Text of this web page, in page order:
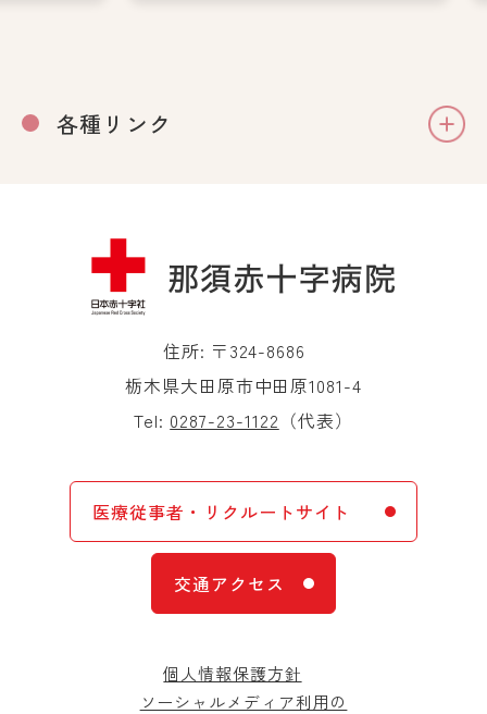
各種リンク
住所: 〒324-8686
栃木県大田原市中田原1081-4
Tel: 0287-23-1122 （代表）
医療従事者・リクルートサイト
交通アクセス
個人情報保護方針
ソーシャルメディア利用の